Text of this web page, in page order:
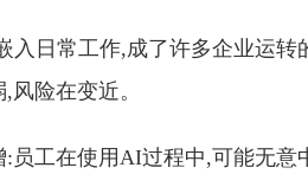
入日常工作,成了许多企业运
险在变近。
员工在使用AI过程中,可能无意